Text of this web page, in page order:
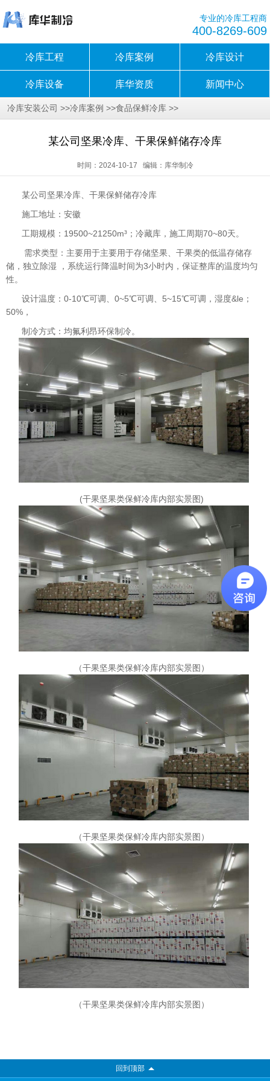
专业的冷库工程商
400-8269-609
冷库工程 冷库案例 冷库设计
冷库设备 库华资质 新闻中心
冷库安装公司 >>冷库案例 >>食品保鲜冷库 >>
某公司坚果冷库、干果保鲜储存冷库
时间：2024-10-17 编辑：库华制冷
某公司坚果冷库、干果保鲜储存冷库
施工地址：安徽
工期规模：19500~21250m³；冷藏库，施工周期70~80天。
需求类型：主要用于主要用于存储坚果、干果类的低温存储存
储，独立除湿 ，系统运行降温时间为3小时内，保证整库的温度均匀
性。
设计温度：0-10℃可调、0~5℃可调、5~15℃可调，湿度&le；
50%，
制冷方式：均氟利昂环保制冷。
(干果坚果类保鲜冷库内部实景图)
（干果坚果类保鲜冷库内部实景图）
（干果坚果类保鲜冷库内部实景图）
（干果坚果类保鲜冷库内部实景图）
回到顶部